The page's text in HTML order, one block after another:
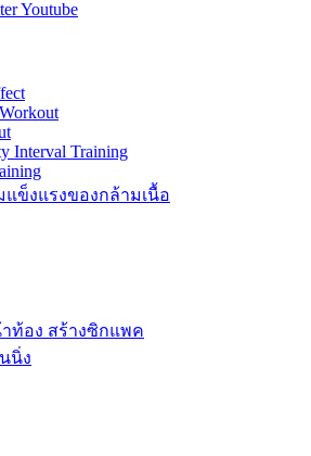
Youtube
Interval Training
แข็งแรงของกล้ามเนื้อ
ท้อง สร้างซิกแพค
นิ่ง